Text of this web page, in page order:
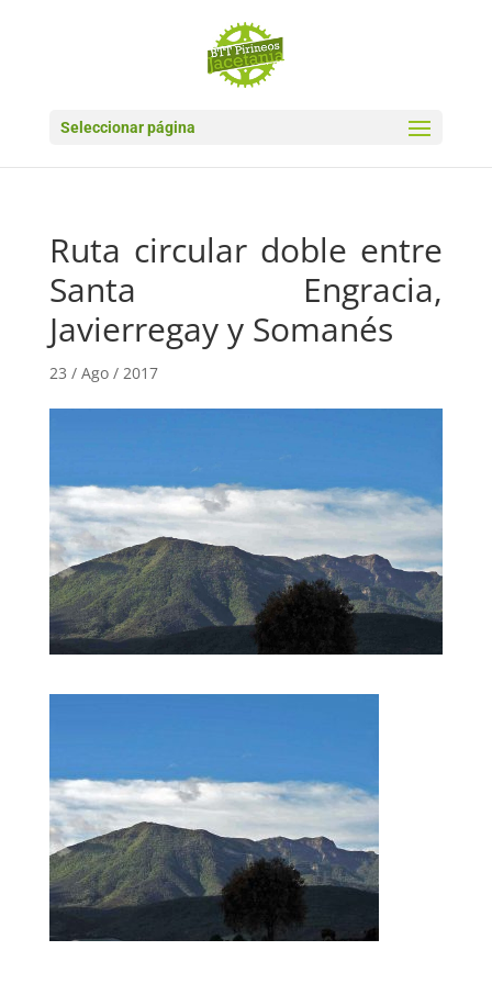
Seleccionar página
Ruta circular doble entre
Santa Engracia,
Javierregay y Somanés
23 / Ago / 2017